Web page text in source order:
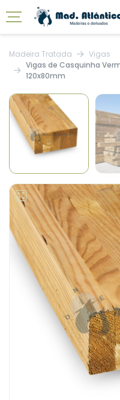
Madeira Tratada
Vigas
Vigas de Casquinha
120x80mm